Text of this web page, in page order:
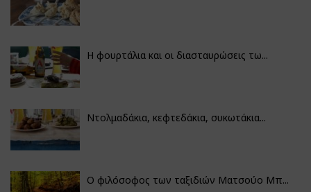
Η φουρτάλια και οι διασταυρώσεις τω...
Ντολμαδάκια, κεφτεδάκια, συκωτάκια...
Ο φιλόσοφος των ταξιδιών Ματσούο Μπ...